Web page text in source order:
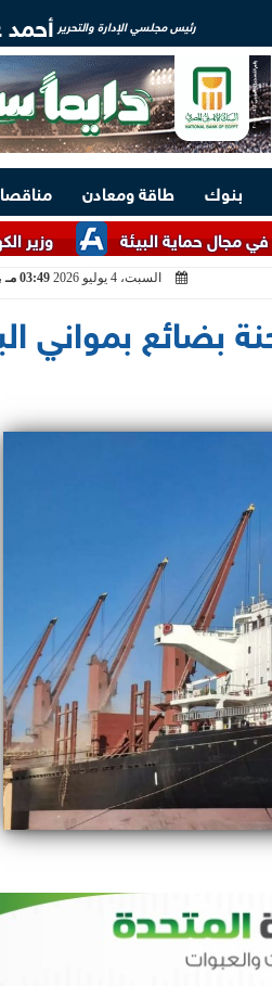
رئيس مجلسي الإدارة والتحرير أحمد
بنوك طاقة ومعادن
وزير الكهرباء: مصر البيئة
السبت، 4 يوليو 2026 03:49 مـ
ألف طن و649 شاحنة بضائع بمواني